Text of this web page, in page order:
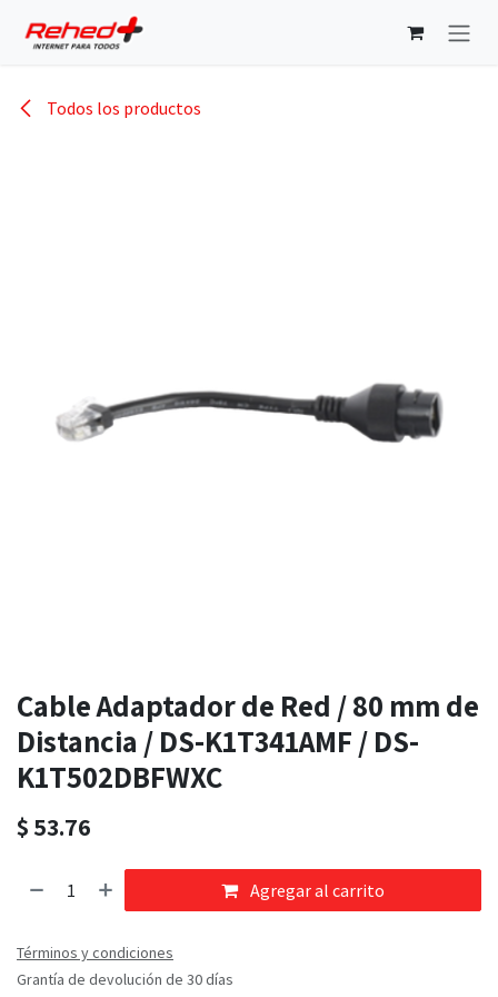
Todos los productos
Cable Adaptador de Red / 80 mm de
Distancia / DS-K1T341AMF / DS-
K1T502DBFWXC
$ 53.76
Agregar al carrito
Términos y condiciones
Grantía de devolución de 30 días